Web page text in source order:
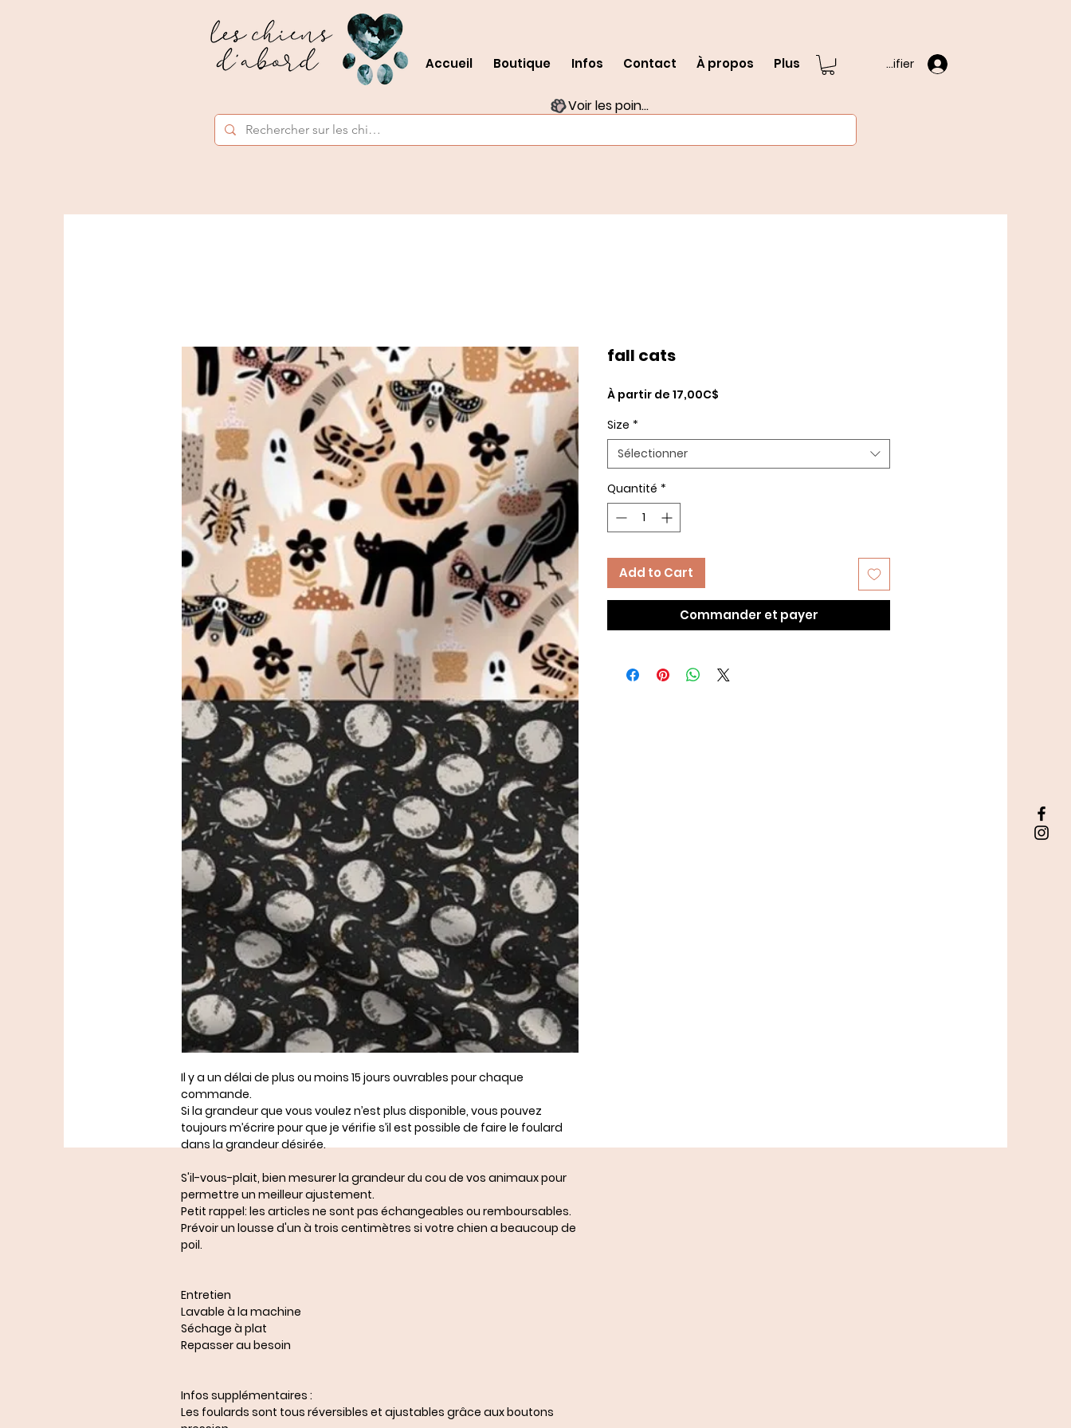
Accueil Boutique Infos Contact À propos Plus
Voir les points
S'identifier
Il y a un délai de plus ou moins 15 jours ouvrables pour chaque
commande.
Si la grandeur que vous voulez n’est plus disponible, vous pouvez
toujours m’écrire pour que je vérifie s’il est possible de faire le foulard
dans la grandeur désirée.
S'il-vous-plait, bien mesurer la grandeur du cou de vos animaux pour
permettre un meilleur ajustement.
Petit rappel: les articles ne sont pas échangeables ou remboursables.
Prévoir un lousse d'un à trois centimètres si votre chien a beaucoup de
poil.
Entretien
Lavable à la machine
Séchage à plat
Repasser au besoin
Infos supplémentaires :
Les foulards sont tous réversibles et ajustables grâce aux boutons
fall cats
À partir de 17,00C$
Size *
Sélectionner
Quantité *
Add to Cart
Commander et payer